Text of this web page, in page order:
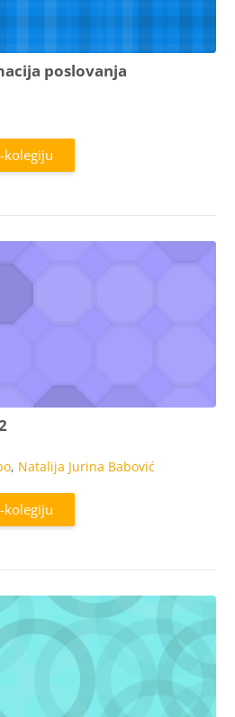
poslovanja
kolegiju
, Natalija Jurina Babović
kolegiju